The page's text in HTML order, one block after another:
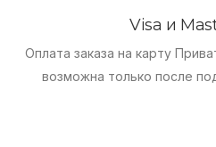
Visa и
Оплата заказа на карту
возможна только после